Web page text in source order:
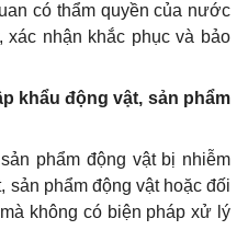
có thẩm quyền của nước
xác nhận khắc phục và bảo
khẩu động vật, sản phẩm
phẩm động vật bị nhiễm
phẩm động vật hoặc đối
không có biện pháp xử lý